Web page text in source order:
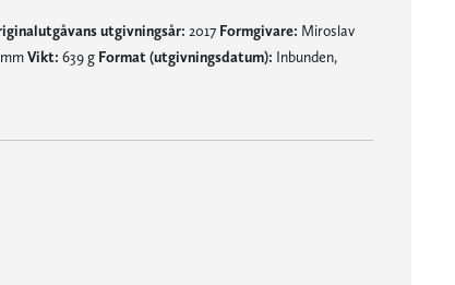
utgivningsår: 2017 Formgivare: Miroslav
Vikt: 639 g Format (utgivningsdatum): Inbunden,